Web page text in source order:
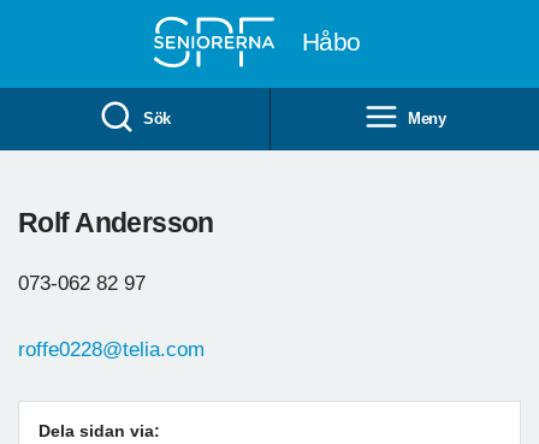
Håbo
Sök Meny
Rolf Andersson
073-062 82 97
roffe0228@telia.com
Dela sidan via: